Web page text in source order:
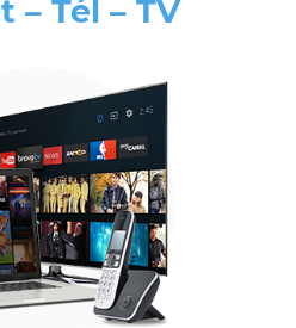
de combiner vos services de
Téléphonez et
de votre facture mensuelle.
Telecom. Et grâce à
serez en mesure de contrôler
de le configurer à distance.
Internet